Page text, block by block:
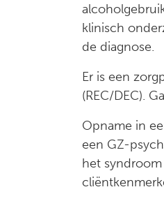
klinisch
de diagnose.
Er is een
(REC/DEC).
Opname in
een GZ-
het